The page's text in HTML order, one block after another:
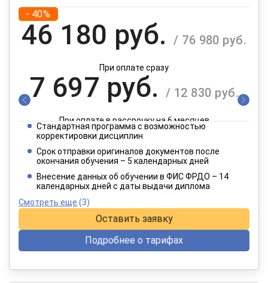
- 40%
46 180 руб. / 76 980 руб.
При оплате сразу
7 697 руб. / 12 830 руб.
При оплате в рассрочку на 6 месяцев
3 849 руб.
При оплате в рассрочку на 12 месяцев
Стандартная программа с возможностью
корректировки дисциплин
Срок отправки оригиналов документов после
окончания обучения – 5 календарных дней
Внесение данных об обучении в ФИС ФРДО – 14
календарных дней с даты выдачи диплома
Смотреть еще (3)
Оставить заявку
Подробнее о тарифах